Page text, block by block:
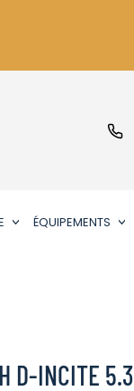
ÉQUIPEMENTS
D-INCITE 5.3